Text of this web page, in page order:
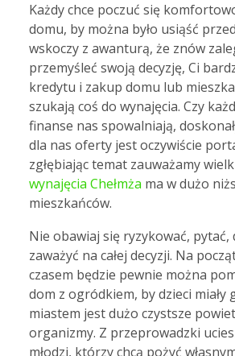
Każdy chce poczuć się
domu, by można było usiąść
wskoczy z awanturą, że znów
przemyśleć swoją decyzję, Ci
kredytu i zakup domu lub
szukają coś do wynajęcia. Czy
finanse nas spowalniają,
dla nas oferty jest oczywiście
zgłębiając temat zauważamy
wynajęcia Chełmża ma w dużo
mieszkańców.
Nie obawiaj się ryzykować, pytać,
zaważyć na całej decyzji. Na
czasem będzie pewnie można
dom z ogródkiem, by dzieci miały
miastem jest dużo czystsze
organizmy. Z przeprowadzki
młodzi, którzy chcą pożyć